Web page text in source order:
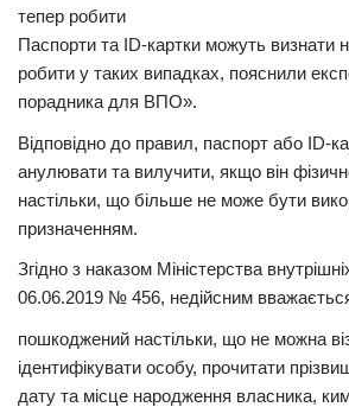
Історії
Рецепти
Події
Кримінал
Курйози
Суспільство
Культура
тепер робити
Паспорти та ID-картки можуть визнати
робити у таких випадках, пояснили
порадника для ВПО».
Відповідно до правил, паспорт або ID-
анулювати та вилучити, якщо він
настільки, що більше не може бути
призначенням.
Згідно з наказом Міністерства
06.06.2019 № 456, недійсним
пошкоджений настільки, що не можна
ідентифікувати особу, прочитати
дату та місце народження власника,